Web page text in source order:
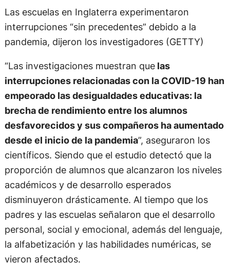
Las escuelas en Inglaterra experimentaron
interrupciones “sin precedentes” debido a la
pandemia, dijeron los investigadores (GETTY)
“Las investigaciones muestran quelas
interrupciones relacionadas con la COVID-19 han
empeorado las desigualdades educativas: la
brecha de rendimiento entre los alumnos
desfavorecidos y sus compañeros ha aumentado
desde el inicio de la pandemia”, aseguraron los
científicos. Siendo que el estudio detectó que la
proporción de alumnos que alcanzaron los niveles
académicos y de desarrollo esperados
disminuyeron drásticamente. Al tiempo que los
padres y las escuelas señalaron que el desarrollo
personal, social y emocional, además del lenguaje,
la alfabetización y las habilidades numéricas, se
vieron afectados.